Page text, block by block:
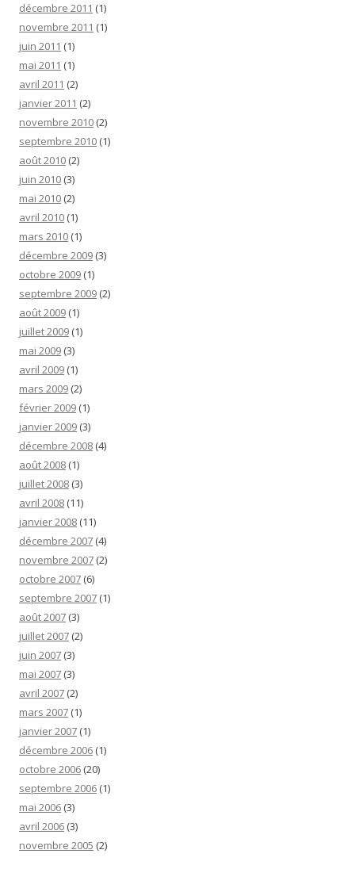
décembre 2011 (1)
novembre 2011 (1)
juin 2011 (1)
mai 2011 (1)
avril 2011 (2)
janvier 2011 (2)
novembre 2010 (2)
septembre 2010 (1)
août 2010 (2)
juin 2010 (3)
mai 2010 (2)
avril 2010 (1)
mars 2010 (1)
décembre 2009 (3)
octobre 2009 (1)
septembre 2009 (2)
août 2009 (1)
juillet 2009 (1)
mai 2009 (3)
avril 2009 (1)
mars 2009 (2)
février 2009 (1)
janvier 2009 (3)
décembre 2008 (4)
août 2008 (1)
juillet 2008 (3)
avril 2008 (11)
janvier 2008 (11)
décembre 2007 (4)
novembre 2007 (2)
octobre 2007 (6)
septembre 2007 (1)
août 2007 (3)
juillet 2007 (2)
juin 2007 (3)
mai 2007 (3)
avril 2007 (2)
mars 2007 (1)
janvier 2007 (1)
décembre 2006 (1)
octobre 2006 (20)
septembre 2006 (1)
mai 2006 (3)
avril 2006 (3)
novembre 2005 (2)